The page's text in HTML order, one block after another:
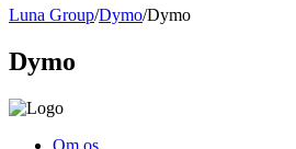
Luna Group/Dymo/Dymo
Dymo
Om os